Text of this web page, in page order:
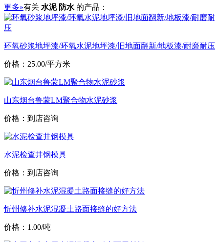
更多»有关 水泥 防水 的产品：
环氧砂浆地坪漆/环氧水泥地坪漆/旧地面翻新/地板漆/耐磨耐压
价格：25.00/平方米
山东烟台鲁蒙LM聚合物水泥砂浆
价格：到店咨询
水泥检查井钢模具
价格：到店咨询
忻州修补水泥混凝土路面接缝的好方法
价格：1.00/吨